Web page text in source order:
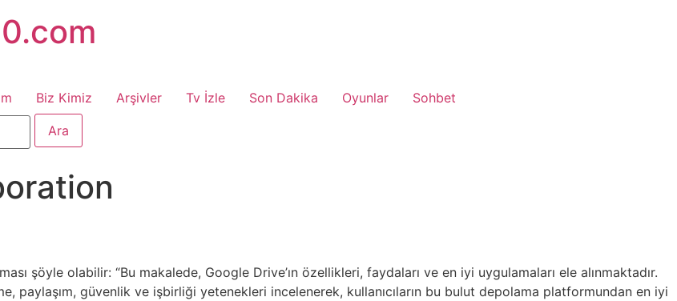
Biz Kimiz Arşivler Tv İzle Son Dakika Oyunlar Sohbet
şöyle olabilir: “Bu makalede, Google Drive’ın özellikleri, faydaları ve en iyi uygulamaları ele alınmaktadır.
paylaşım, güvenlik ve işbirliği yetenekleri incelenerek, kullanıcıların bu bulut depolama platformundan en iyi